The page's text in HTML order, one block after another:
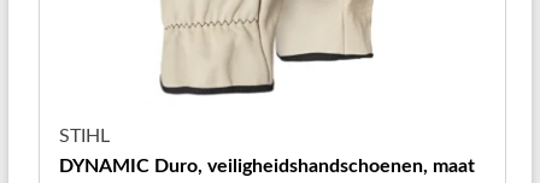
STIHL
DYNAMIC Duro, veiligheidshandschoenen, maat